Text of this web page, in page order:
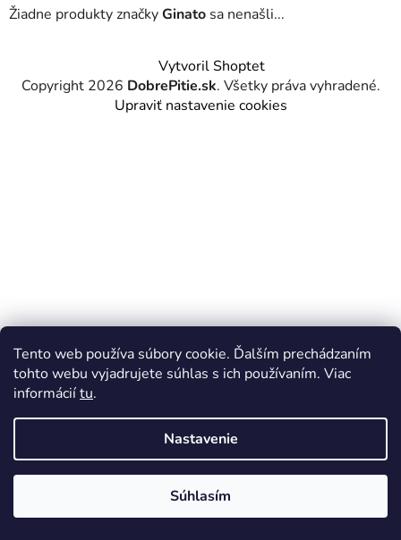
Tento web používa súbory cookie. Ďalším prechádzaním
tohto webu vyjadrujete súhlas s ich používaním. Viac
informáciítu.
Nastavenie
Súhlasím
Žiadne produkty značkyGinato sa nenašli...
Vytvoril Shoptet
Copyright 2026 DobrePitie.sk. Všetky práva vyhradené.
Upraviť nastavenie cookies